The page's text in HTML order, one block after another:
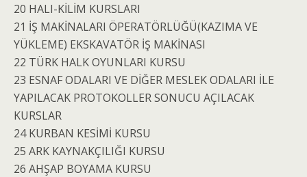
20 HALI-KİLİM KURSLARI
21 İŞ MAKİNALARI ÖPERATÖRLÜĞÜ(KAZIMA VE
YÜKLEME) EKSKAVATÖR İŞ MAKİNASI
22 TÜRK HALK OYUNLARI KURSU
23 ESNAF ODALARI VE DİĞER MESLEK ODALARI İLE
YAPILACAK PROTOKOLLER SONUCU AÇILACAK
KURSLAR
24 KURBAN KESİMİ KURSU
25 ARK KAYNAKÇILIĞI KURSU
26 AHŞAP BOYAMA KURSU